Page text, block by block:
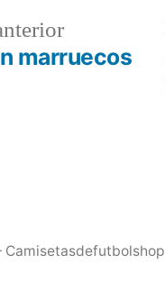
Entrada
anterior:
marruecos
Camisetasdefutbolshop